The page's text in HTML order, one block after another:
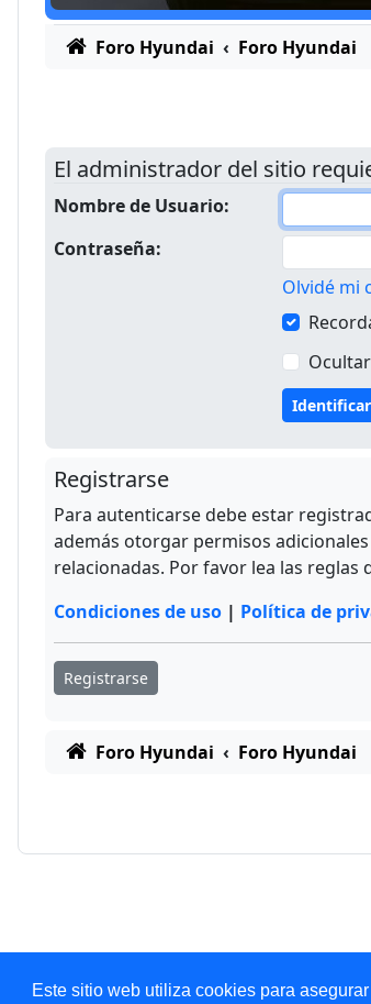
Este sitio web utiliza cookies para
Foro Hyundai Foro Hyundai
El administrador del sitio
Nombre de Usuario:
Contraseña:
Olvidé mi
Registrarse
Para autenticarse debe estar
además otorgar permisos
relacionadas. Por favor lea las
Condiciones de uso | Política de
Registrarse
Foro Hyundai Foro Hyundai